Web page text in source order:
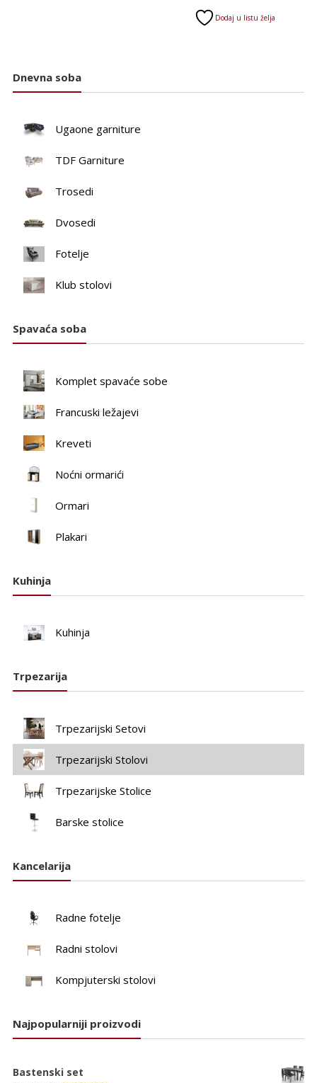
Dodaj u listu želja
Dnevna soba
Ugaone garniture
TDF Garniture
Trosedi
Dvosedi
Fotelje
Klub stolovi
Spavaća soba
Komplet spavaće sobe
Francuski ležajevi
Kreveti
Noćni ormarići
Ormari
Plakari
Kuhinja
Kuhinja
Trpezarija
Trpezarijski Setovi
Trpezarijski Stolovi
Trpezarijske Stolice
Barske stolice
Kancelarija
Radne fotelje
Radni stolovi
Kompjuterski stolovi
Najpopularniji proizvodi
Bastenski set